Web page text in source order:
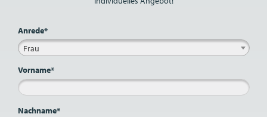
Anrede*
Frau
Vorname*
Nachname*